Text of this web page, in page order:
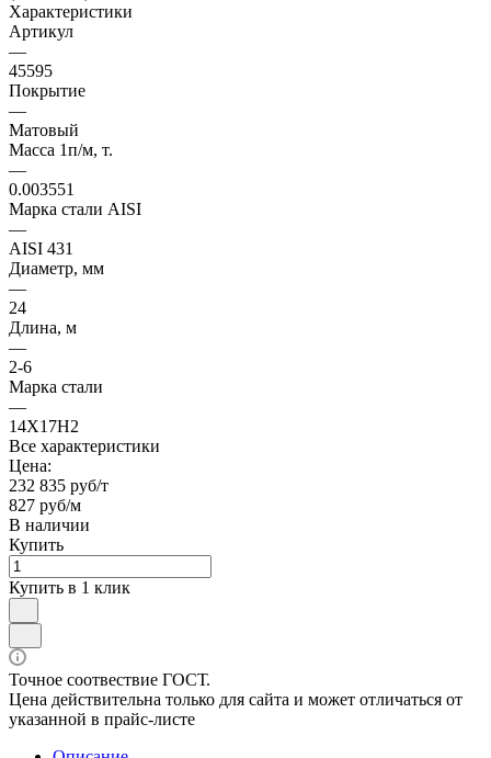
Характеристики
Артикул
—
45595
Покрытие
—
Матовый
Масса 1п/м, т.
—
0.003551
Марка стали AISI
—
AISI 431
Диаметр, мм
—
24
Длина, м
—
2-6
Марка стали
—
14Х17Н2
Все характеристики
Цена:
232 835 руб/т
827 руб/м
В наличии
Купить
Купить в 1 клик
Точное соотвествие ГОСТ.
Цена действительна только для сайта и может отличаться от
указанной в прайс-листе